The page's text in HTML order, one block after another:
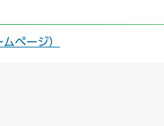
ページ）